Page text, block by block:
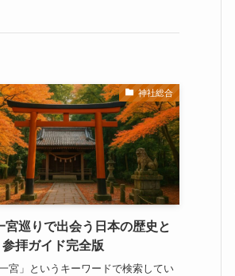
神社総合
宮巡りで出会う日本の歴史と
拝ガイド完全版
一宮」というキーワードで検索してい